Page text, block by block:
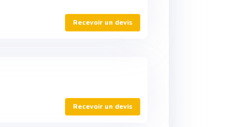
Recevoir un devis
Recevoir un devis